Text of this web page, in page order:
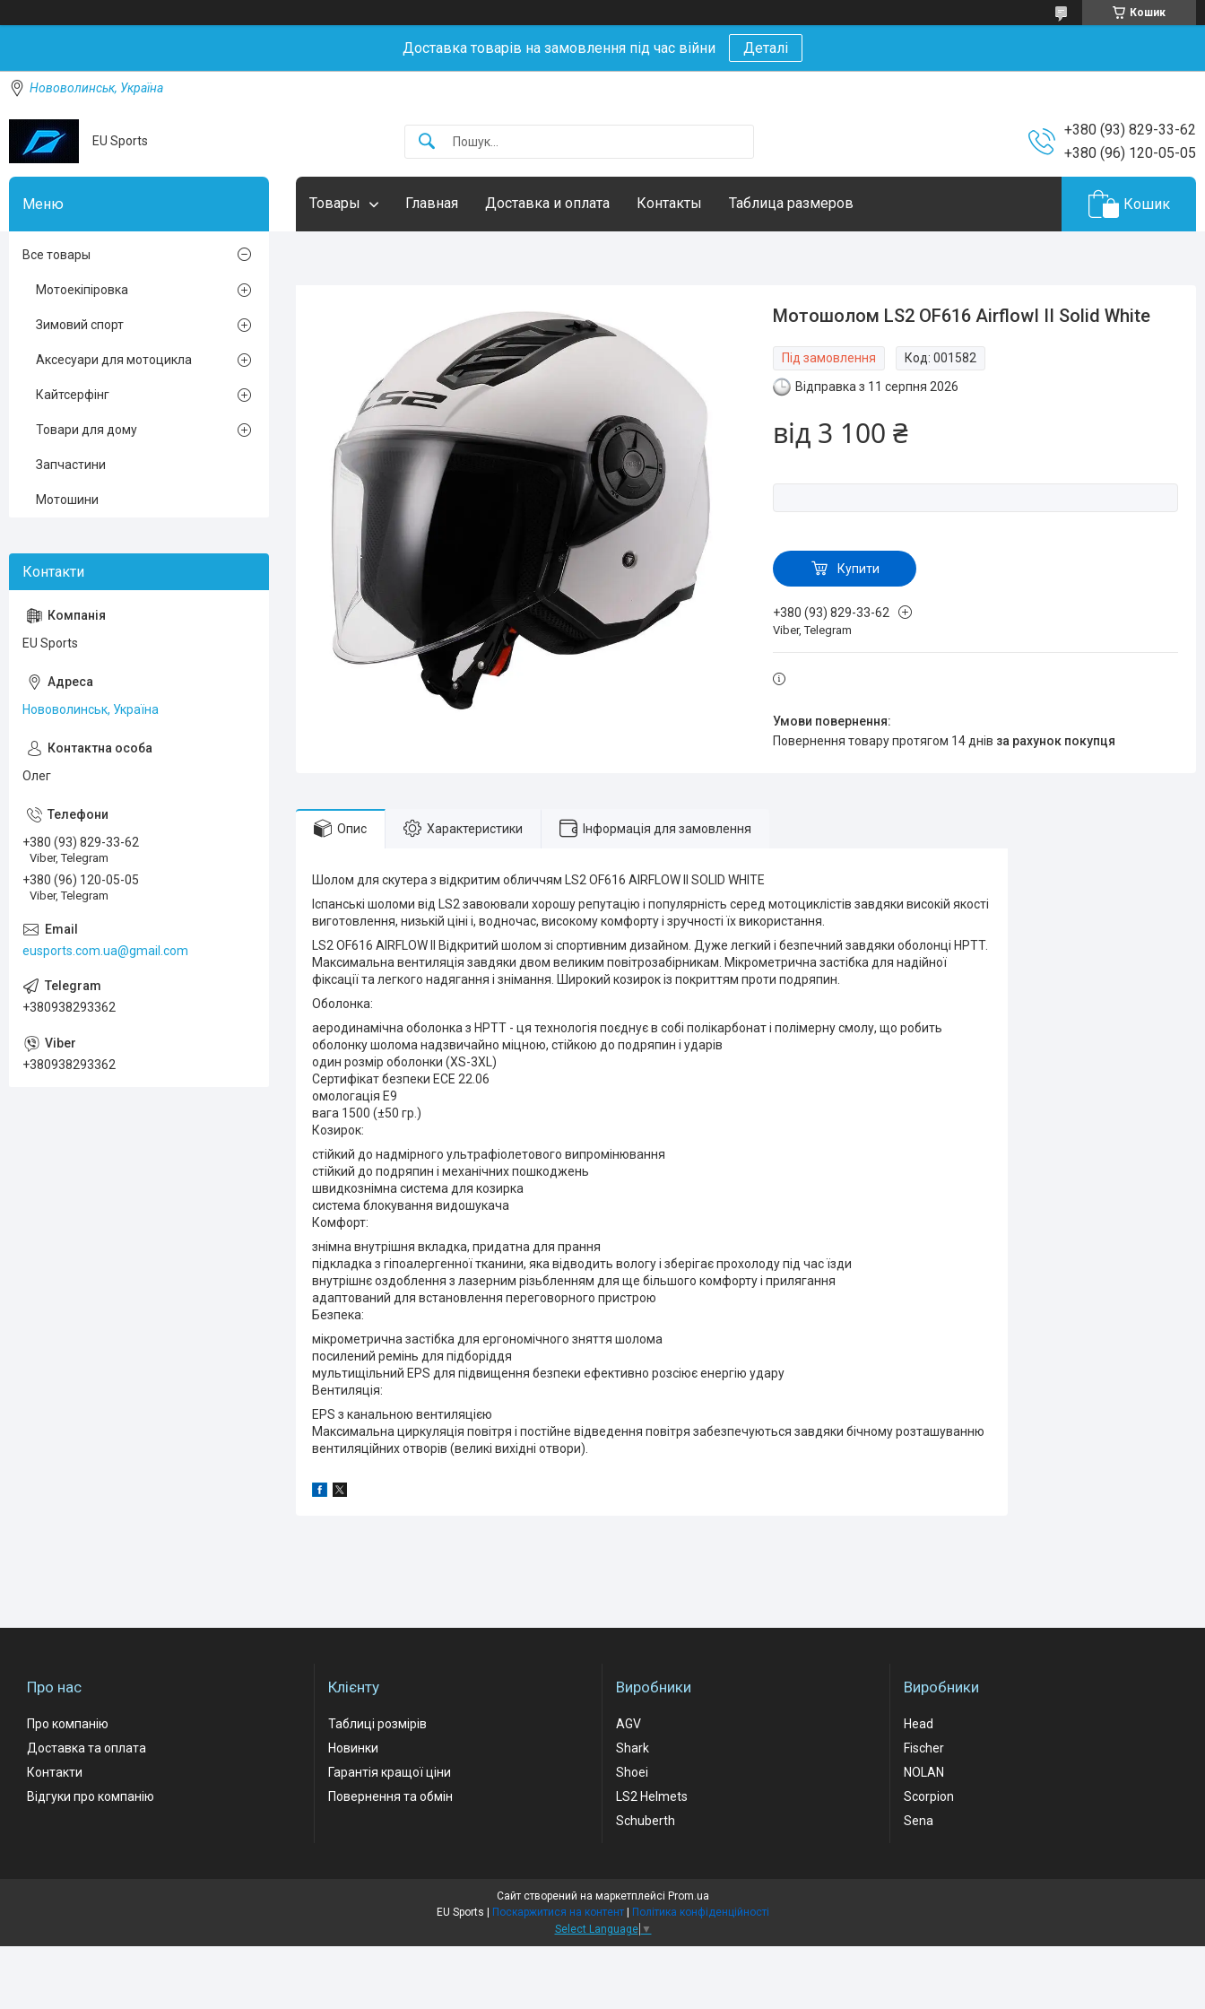
Кошик
Доставка товарів на замовлення під час війни Деталі
Нововолинськ, Україна
EU Sports
+380 (93) 829-33-62
+380 (96) 120-05-05
Товары Главная Доставка и оплата Контакты Таблица размеров Кошик
Мотошолом LS2 OF616 AirflowI II Solid White
Під замовлення Код:001582
Відправка з 11 серпня 2026
від 3 100 ₴
Купити
+380 (93) 829-33-62
Viber, Telegram
повернення товару протягом 14 днів за рахунок покупця
Опис Характеристики Інформація для замовлення
Шолом для скутера з відкритим обличчям LS2 OF616 AIRFLOW II SOLID WHITE
Іспанські шоломи від LS2 завоювали хорошу репутацію і популярність серед мотоциклістів завдяки високій якості
виготовлення, низькій ціні і, водночас, високому комфорту і зручності їх використання.
LS2 OF616 AIRFLOW II Відкритий шолом зі спортивним дизайном. Дуже легкий і безпечний завдяки оболонці HPTT.
Максимальна вентиляція завдяки двом великим повітрозабірникам. Мікрометрична застібка для надійної
фіксації та легкого надягання і знімання. Широкий козирок із покриттям проти подряпин.
Оболонка:
аеродинамічна оболонка з HPTT - ця технологія поєднує в собі полікарбонат і полімерну смолу, що робить
оболонку шолома надзвичайно міцною, стійкою до подряпин і ударів
один розмір оболонки (XS-3XL)
Сертифікат безпеки ECE 22.06
омологація E9
вага 1500 (±50 гр.)
Козирок:
стійкий до надмірного ультрафіолетового випромінювання
стійкий до подряпин і механічних пошкоджень
швидкознімна система для козирка
система блокування видошукача
Комфорт:
знімна внутрішня вкладка, придатна для прання
підкладка з гіпоалергенної тканини, яка відводить вологу і зберігає прохолоду під час їзди
внутрішнє оздоблення з лазерним різьбленням для ще більшого комфорту і прилягання
адаптований для встановлення переговорного пристрою
Безпека:
мікрометрична застібка для ергономічного зняття шолома
посилений ремінь для підборіддя
мультищільний EPS для підвищення безпеки ефективно розсіює енергію удару
Вентиляція:
EPS з канальною вентиляцією
Максимальна циркуляція повітря і постійне відведення повітря забезпечуються завдяки бічному розташуванню
вентиляційних отворів (великі вихідні отвори).
Все товары
Мотоекіпіровка
Зимовий спорт
Аксесуари для мотоцикла
Кайтсерфінг
Товари для дому
Запчастини
Мотошини
EU Sports
Нововолинськ, Україна
Олег
+380 (93) 829-33-62
Viber, Telegram
+380 (96) 120-05-05
Viber, Telegram
eusports.com.ua@gmail.com
+380938293362
+380938293362
Про нас
Про компанію
Доставка та оплата
Контакти
Відгуки про компанію
Клієнту
Таблиці розмірів
Новинки
Гарантія кращої ціни
Повернення та обмін
Виробники
AGV
Shark
Shoei
LS2 Helmets
Schuberth
Виробники
Head
Fischer
NOLAN
Scorpion
Sena
Сайт створений на маркетплейсі Prom.ua
Поскаржитися на контент
Політика конфіденційності
Select Language ▼